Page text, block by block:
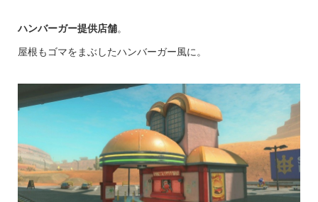
ハンバーガー提供店舗。
屋根もゴマをまぶしたハンバーガー風に。